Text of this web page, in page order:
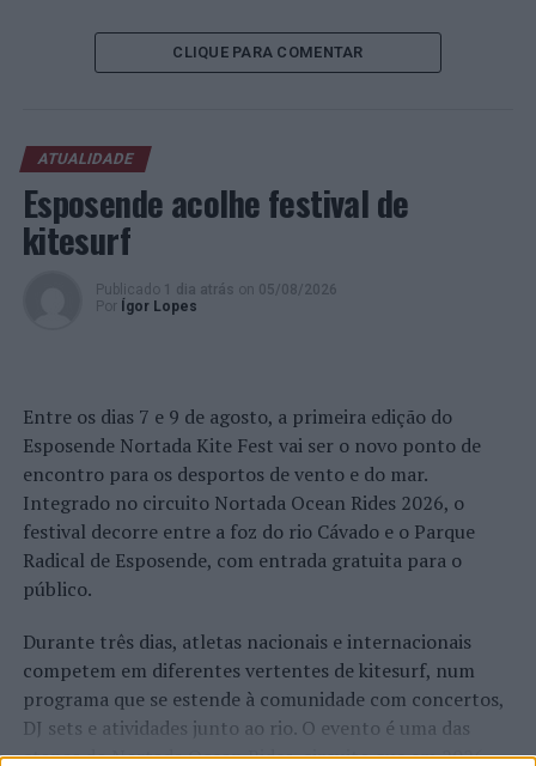
CLIQUE PARA COMENTAR
ATUALIDADE
Esposende acolhe festival de
kitesurf
Publicado 1 dia atrás on 05/08/2026
Por
Ígor Lopes
Entre os dias 7 e 9 de agosto, a primeira edição do
Esposende Nortada Kite Fest vai ser o novo ponto de
encontro para os desportos de vento e do mar.
Integrado no circuito Nortada Ocean Rides 2026, o
festival decorre entre a foz do rio Cávado e o Parque
Radical de Esposende, com entrada gratuita para o
público.
Durante três dias, atletas nacionais e internacionais
competem em diferentes vertentes de kitesurf, num
programa que se estende à comunidade com concertos,
DJ sets e atividades junto ao rio. O evento é uma das
etapas do Nortada Ocean Rides, circuito que em 2026